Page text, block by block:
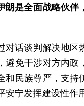
朗是全面战略伙
对话谈判解决地
避免干涉对方内
和民族尊严，支
安宁发挥建设性作